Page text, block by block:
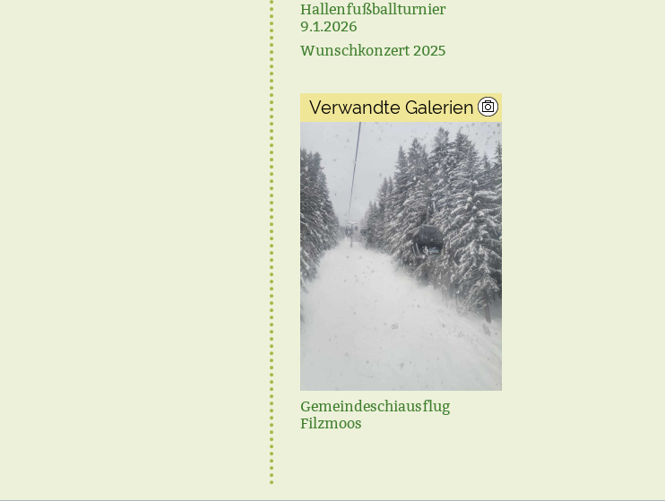
Hallenfußballturnier
9.1.2026
Wunschkonzert 2025
Verwandte Galerien
Gemeindeschiausflug
Filzmoos